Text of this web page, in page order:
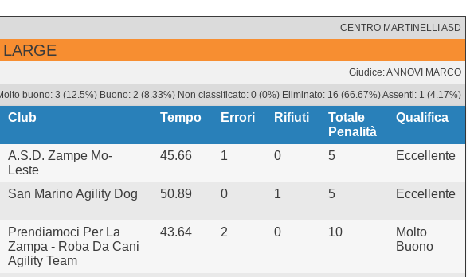
CENTRO MARTINELLI ASD
Giudice: ANNOVI MARCO
buono: 3 (12.5%) Buono: 2 (8.33%) Non classificato: 0 (0%) Eliminato: 16 (66.67%) Assenti: 1 (4.17%)
Club Tempo Errori Rifiuti
Totale
Penalità
Qualifica
A.S.D. Zampe Mo-
Leste
45.66 1 0 5 Eccellente
San Marino Agility Dog 50.89 0 1 5 Eccellente
Prendiamoci Per La
Zampa - Roba Da Cani
Agility Team
43.64 2 0 10
Molto
Buono